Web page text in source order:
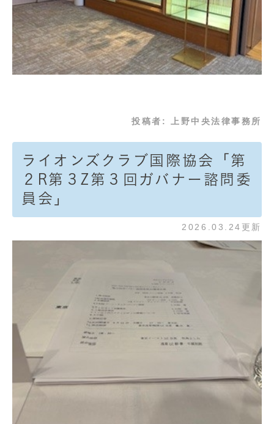
投稿者: 上野中央法律事務所
ライオンズクラブ国際協会「第
２R第３Z第３回ガバナー諮問委
員会」
2026.03.24更新